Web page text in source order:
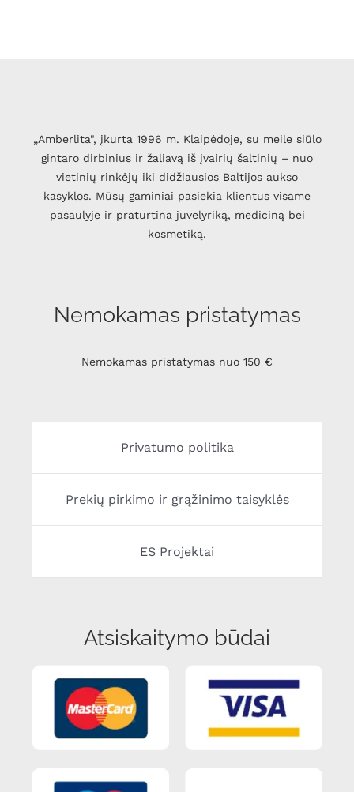
„Amberlita", įkurta 1996 m. Klaipėdoje, su meile siūlo
gintaro dirbinius ir žaliavą iš įvairių šaltinių – nuo
vietinių rinkėjų iki didžiausios Baltijos aukso
kasyklos. Mūsų gaminiai pasiekia klientus visame
pasaulyje ir praturtina juvelyriką, mediciną bei
kosmetiką.
Nemokamas pristatymas
Nemokamas pristatymas nuo 150 €
Privatumo politika
Prekių pirkimo ir grąžinimo taisyklės
ES Projektai
Atsiskaitymo būdai